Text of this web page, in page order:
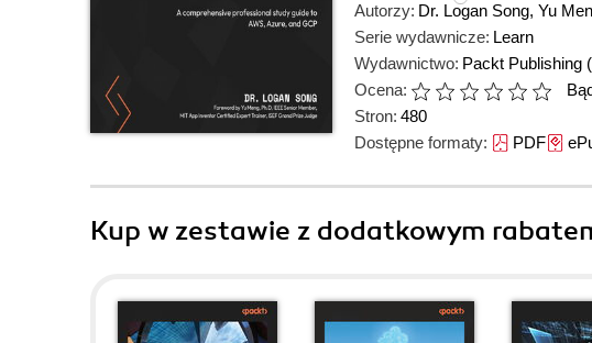
Autorzy: Dr. Logan Song, Yu
Serie wydawnicze: Learn
Wydawnictwo: Packt Publishing
Ocena:
Stron: 480
Dostępne formaty: PDF
Kup w zestawie z dodatkowym